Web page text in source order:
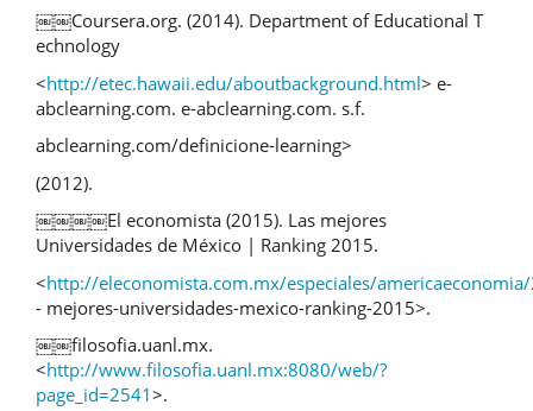
￼￼Coursera.org. (2014). Department of Educational T
echnology
<http://etec.hawaii.edu/aboutbackground.html> e-
abclearning.com. e-abclearning.com. s.f.
abclearning.com/definicione-learning>
(2012).
￼￼￼￼El economista (2015). Las mejores
Universidades de México | Ranking 2015.
<http://eleconomista.com.mx/especiales/
- mejores-universidades-mexico-ranking-2015>.
￼￼filosofia.uanl.mx.
<http://www.filosofia.uanl.mx:8080/web/?
page_id=2541>.